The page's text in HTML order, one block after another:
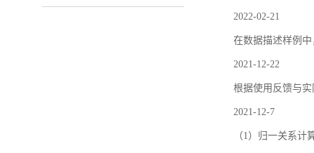
2022-02-21
在数据描述样例
2021-12-22
根据使用反馈与
2021-12-7
（1）归一关系